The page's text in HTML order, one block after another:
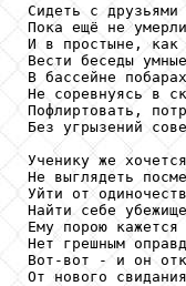
Сидеть с
Пока ещё не
И в простыне, как
Вести беседы
В бассейне
Не соревнуясь в
Пофлиртовать,
Без угрызений
Ученику же хочется
Не выглядеть
Уйти от
Найти себе
Ему порою кажется
Нет грешным
Вот-вот - и он
От нового